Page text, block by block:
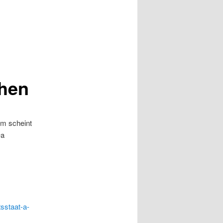
scheint
a-